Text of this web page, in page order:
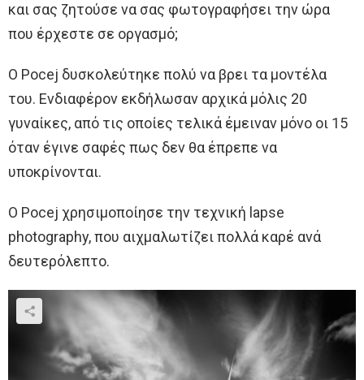
και σας ζητούσε να σας φωτογραφήσει την ώρα
που έρχεστε σε οργασμό;
Ο Pocej δυσκολεύτηκε πολύ να βρει τα μοντέλα
του. Ενδιαφέρον εκδήλωσαν αρχικά μόλις 20
γυναίκες, από τις οποίες τελικά έμειναν μόνο οι 15
όταν έγινε σαφές πως δεν θα έπρεπε να
υποκρίνονται.
Ο Pocej χρησιμοποίησε την τεχνική lapse
photography, που αιχμαλωτίζει πολλά καρέ ανά
δευτερόλεπτο.